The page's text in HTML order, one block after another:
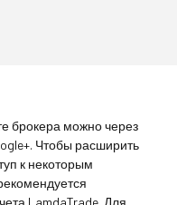
брокера можно через
Чтобы расширить
к некоторым
LamdaTrade. Для